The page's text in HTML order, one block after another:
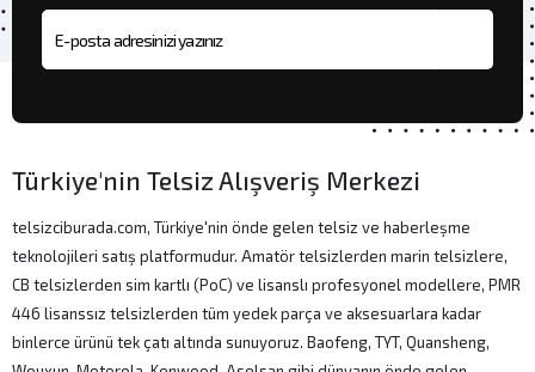
E-posta adresi
Türkiye'nin Telsiz Alışveriş Merkezi
telsizciburada.com, Türkiye'nin önde gelen telsiz ve haberleşme
teknolojileri satış platformudur. Amatör telsizlerden marin telsizlere,
CB telsizlerden sim kartlı (PoC) ve lisanslı profesyonel modellere, PMR
446 lisanssız telsizlerden tüm yedek parça ve aksesuarlara kadar
binlerce ürünü tek çatı altında sunuyoruz. Baofeng, TYT, Quansheng,